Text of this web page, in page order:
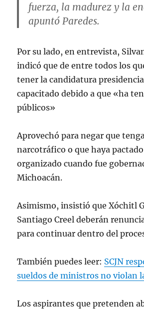
fuerza, la madurez y la
apuntó Paredes.
Por su lado, en entrevista,
indicó que de entre todos los
tener la candidatura
capacitado debido a que «ha
públicos»
Aprovechó para negar que
narcotráfico o que haya
organizado cuando fue
Michoacán.
Asimismo, insistió que Xóchitl
Santiago Creel deberán
para continuar dentro del
También puedes leer: SCJN
sueldos de ministros no violan
Los aspirantes que pretenden